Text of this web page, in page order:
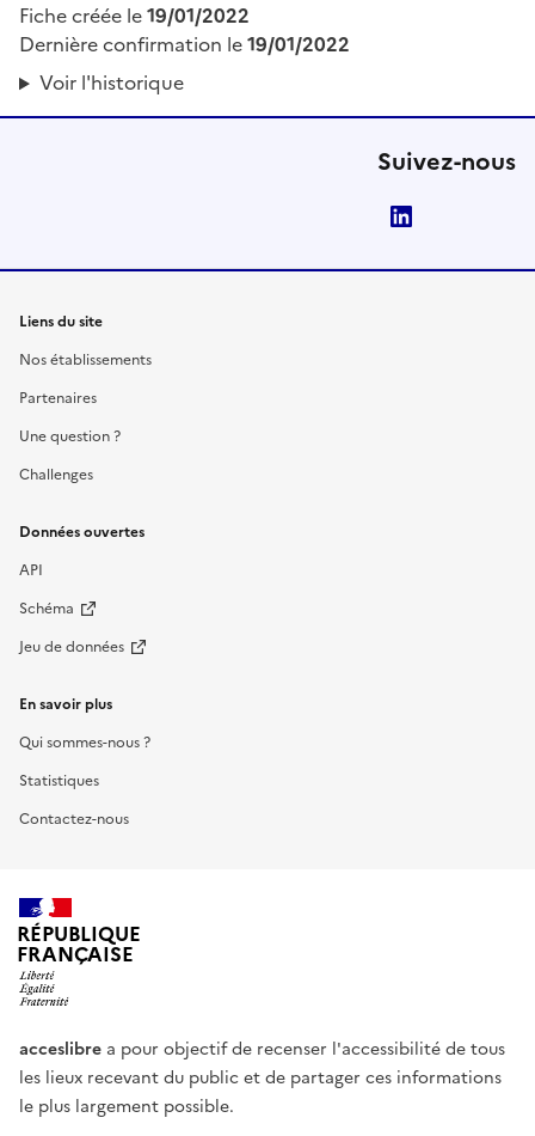
Fiche créée le19/01/2022
Dernière confirmation le19/01/2022
Voir l'historique
Suivez-nous
Liens du site
Nos établissements
Partenaires
Une question ?
Challenges
Données ouvertes
API
Schéma
Jeu de données
En savoir plus
Qui sommes-nous ?
Statistiques
Contactez-nous
RÉPUBLIQUE
FRANÇAISE
acceslibre a pour objectif de recenser l'accessibilité de tous
les lieux recevant du public et de partager ces informations
le plus largement possible.